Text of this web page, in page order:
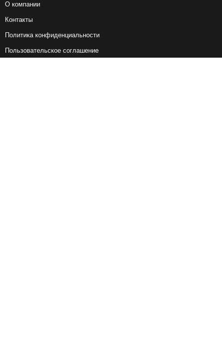
О компании
Контакты
Политика конфиденциальности
Пользовательское соглашение